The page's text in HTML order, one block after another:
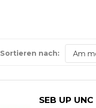
Sortieren nach:
SEB UP UNC